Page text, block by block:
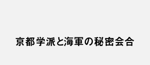
京都学派と海軍の秘密会合